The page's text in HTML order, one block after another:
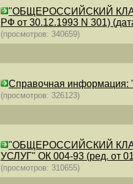
"ОБЩЕРОССИЙСКИЙ
РФ от 30.12.1993 N 301)
(просмотров: 340659)
Справочная информация:
(просмотров: 326123)
"ОБЩЕРОССИЙСКИЙ
УСЛУГ" ОК 004-93 (ред. от
(просмотров: 310655)